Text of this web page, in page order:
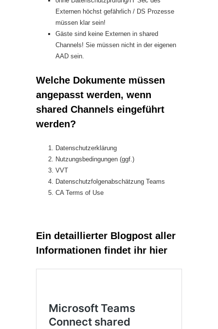
Externen höchst gefährlich / DS Prozesse
müssen klar sein!
Gäste sind keine Externen in shared
Channels! Sie müssen nicht in der eigenen
AAD sein.
Welche Dokumente müssen
angepasst werden, wenn
shared Channels eingeführt
werden?
Datenschutzerklärung
Nutzungsbedingungen (ggf.)
VVT
Datenschutzfolgenabschätzung Teams
CA Terms of Use
Ein detaillierter Blogpost aller
Informationen findet ihr hier